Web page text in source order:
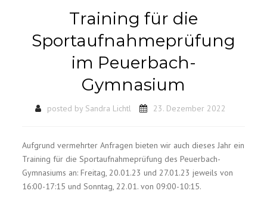
Training für die
Sportaufnahmeprüfung
im Peuerbach-
Gymnasium
posted by Sandra Lichtl 23. Dezember 2022
Aufgrund vermehrter Anfragen bieten wir auch dieses Jahr ein
Training für die Sportaufnahmeprüfung des Peuerbach-
Gymnasiums an: Freitag, 20.01.23 und 27.01.23 jeweils von
16:00-17:15 und Sonntag, 22.01. von 09:00-10:15.